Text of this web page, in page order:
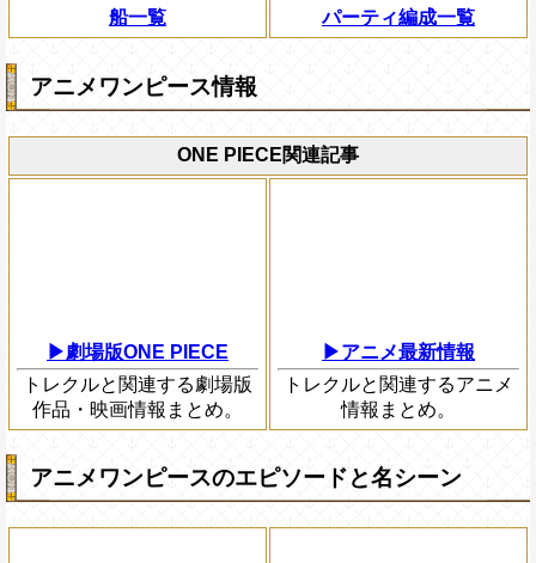
船一覧 パーティ編成一覧
アニメワンピース情報
ONE PIECE関連記事
▶劇場版ONE PIECE
トレクルと関連する劇場版
作品・映画情報まとめ。
▶アニメ最新情報
トレクルと関連するアニメ
情報まとめ。
アニメワンピースのエピソードと名シーン